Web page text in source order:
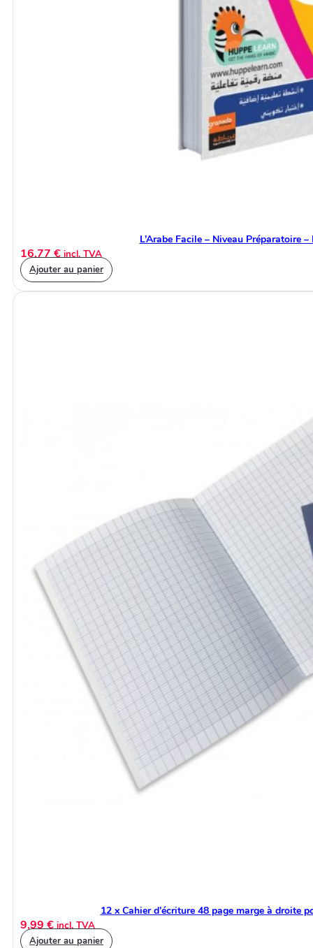
L’Arabe Facile – Niveau Préparatoire
16,77€ incl. TVA
Ajouter au panier
12 x Cahier d’écriture 48 page marge à droite
9,99€ incl. TVA
Ajouter au panier